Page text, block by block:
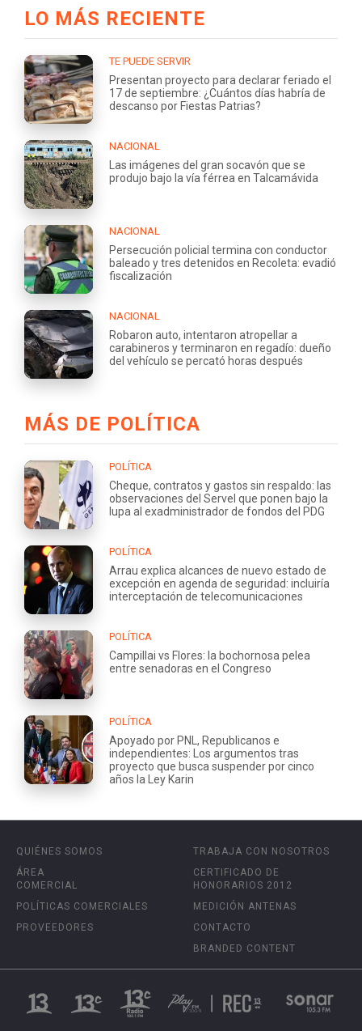
LO MÁS RECIENTE
TE PUEDE SERVIR
Presentan proyecto para declarar feriado el
17 de septiembre: ¿Cuántos días habría de
descanso por Fiestas Patrias?
NACIONAL
Las imágenes del gran socavón que se
produjo bajo la vía férrea en Talcamávida
NACIONAL
Persecución policial termina con conductor
baleado y tres detenidos en Recoleta: evadió
fiscalización
NACIONAL
Robaron auto, intentaron atropellar a
carabineros y terminaron en regadío: dueño
del vehículo se percató horas después
MÁS DE POLÍTICA
POLÍTICA
Cheque, contratos y gastos sin respaldo: las
observaciones del Servel que ponen bajo la
lupa al exadministrador de fondos del PDG
POLÍTICA
Arrau explica alcances de nuevo estado de
excepción en agenda de seguridad: incluiría
interceptación de telecomunicaciones
POLÍTICA
Campillai vs Flores: la bochornosa pelea
entre senadoras en el Congreso
POLÍTICA
Apoyado por PNL, Republicanos e
independientes: Los argumentos tras
proyecto que busca suspender por cinco
años la Ley Karin
QUIÉNES SOMOS
ÁREA
COMERCIAL
POLÍTICAS COMERCIALES
PROVEEDORES
TRABAJA CON NOSOTROS
CERTIFICADO DE
HONORARIOS 2012
MEDICIÓN ANTENAS
CONTACTO
BRANDED CONTENT